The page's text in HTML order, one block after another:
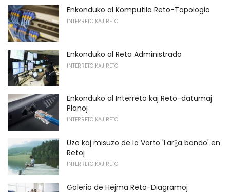
Enkonduko al Komputila Reto-Topologio
INTERRETO KAJ RETO
Enkonduko al Reta Administrado
INTERRETO KAJ RETO
Enkonduko al Interreto kaj Reto-datumaj
Planoj
INTERRETO KAJ RETO
Uzo kaj misuzo de la Vorto 'Larĝa bando' en
Retoj
INTERRETO KAJ RETO
Galerio de Hejma Reto-Diagramoj